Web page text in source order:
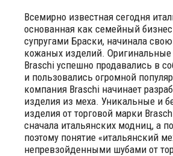
Всемирно известная сегодня
основанная как семейный бизнес
супругами Браски, начинала
кожаных изделий.
Braschi успешно продавались в
и пользовались огромной
компания Braschi начинает
изделия из меха. Уникальные и
изделия от торговой марки
сначала итальянских модниц, а
поэтому понятие «итальянский
непревзойденными шубами от